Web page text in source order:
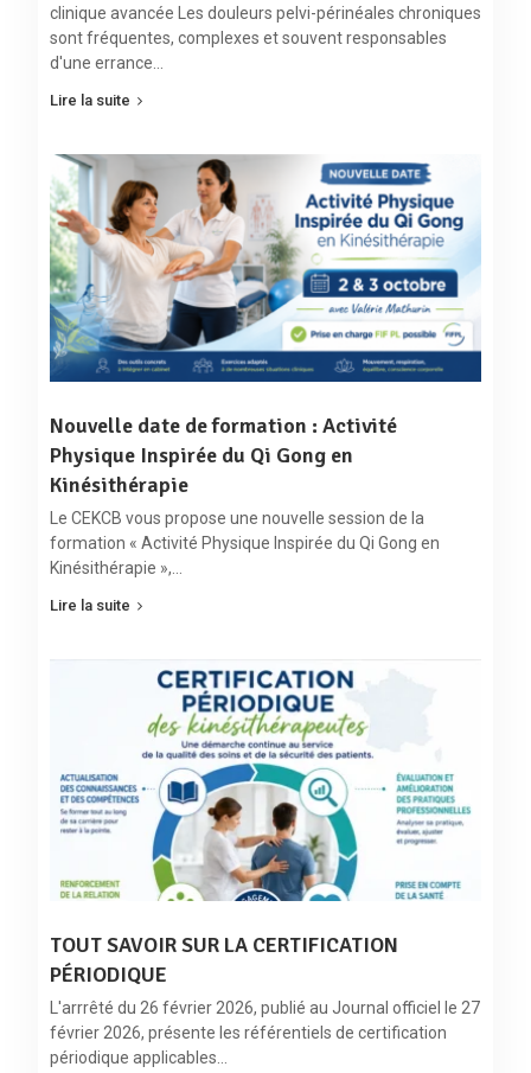
clinique avancée Les douleurs pelvi-périnéales chroniques
sont fréquentes, complexes et souvent responsables
d'une errance…
Lire la suite
Nouvelle date de formation : Activité
Physique Inspirée du Qi Gong en
Kinésithérapie
Le CEKCB vous propose une nouvelle session de la
formation « Activité Physique Inspirée du Qi Gong en
Kinésithérapie »,…
Lire la suite
TOUT SAVOIR SUR LA CERTIFICATION
PÉRIODIQUE
L'arrrêté du 26 février 2026, publié au Journal officiel le 27
février 2026, présente les référentiels de certification
périodique applicables…